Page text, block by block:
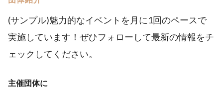
(サンプル)魅力的なイベントを月に1回のペースで
実施しています！ぜひフォローして最新の情報をチ
ェックしてください。
主催団体に